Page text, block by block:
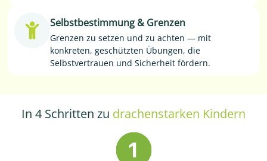
Selbstbestimmung & Grenzen
Grenzen zu setzen und zu achten — mit
konkreten, geschützten Übungen, die
Selbstvertrauen und Sicherheit fördern.
In 4 Schritten zu drachenstarken Kindern